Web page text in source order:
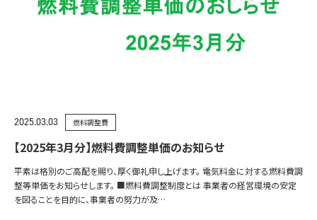
2025.03.03 燃料調整費
【2025年3月分】燃料費調整単価のお知らせ
平素は格別のご高配を賜り、厚く御礼申し上げます。 電気料金に対する燃料費調
整等単価をお知らせします。 ■燃料費調整制度とは 事業者の経営環境の安定
を図ることを目的に、事業者の努力が及…